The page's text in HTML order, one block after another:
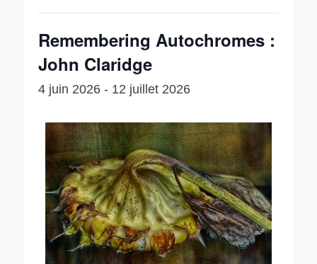
Remembering Autochromes :
John Claridge
4 juin 2026 - 12 juillet 2026